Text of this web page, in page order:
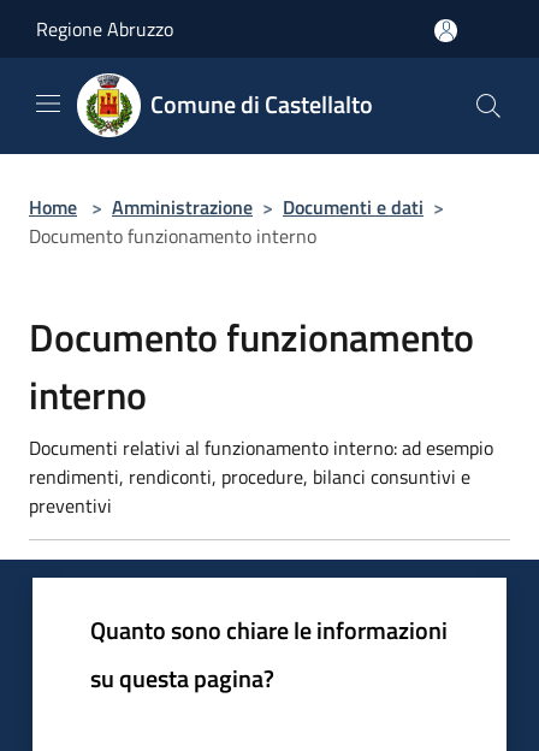
Regione Abruzzo
Comune di Castellalto
Home > Amministrazione > Documenti e dati >
Documento funzionamento interno
Documento funzionamento
interno
Documenti relativi al funzionamento interno: ad esempio
rendimenti, rendiconti, procedure, bilanci consuntivi e
preventivi
Quanto sono chiare le informazioni
su questa pagina?